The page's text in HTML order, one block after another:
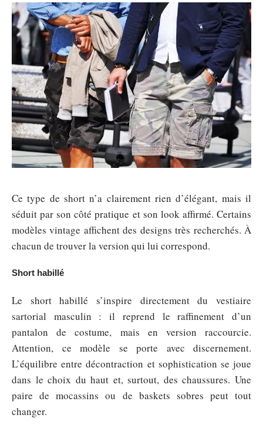
Ce type de short n’a clairement rien d’élégant, mais il
séduit par son côté pratique et son look affirmé. Certains
modèles vintage affichent des designs très recherchés. À
chacun de trouver la version qui lui correspond.
Short habillé
Le short habillé s’inspire directement du vestiaire
sartorial masculin : il reprend le raffinement d’un
pantalon de costume, mais en version raccourcie.
Attention, ce modèle se porte avec discernement.
L’équilibre entre décontraction et sophistication se joue
dans le choix du haut et, surtout, des chaussures. Une
paire de mocassins ou de baskets sobres peut tout
changer.